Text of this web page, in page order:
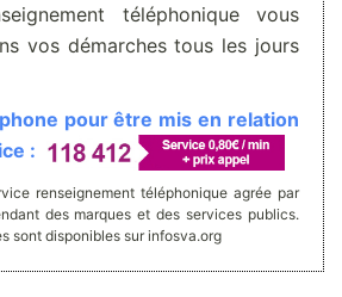
téléphonique vous
vos démarches tous les jours
pour être mis en relation
:
renseignement téléphonique agrée par
des marques et des services publics.
sont disponibles sur infosva.org